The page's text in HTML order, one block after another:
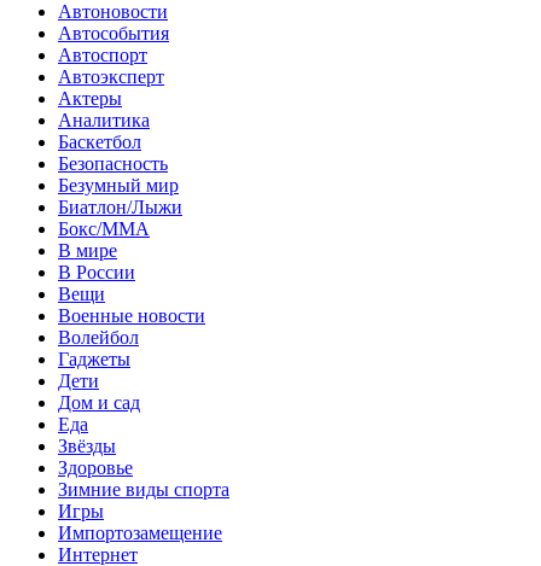
Автоновости
Автособытия
Автоспорт
Автоэксперт
Актеры
Аналитика
Баскетбол
Безопасность
Безумный мир
Биатлон/Лыжи
Бокс/MMA
В мире
В России
Вещи
Военные новости
Волейбол
Гаджеты
Дети
Дом и сад
Еда
Звёзды
Здоровье
Зимние виды спорта
Игры
Импортозамещение
Интернет